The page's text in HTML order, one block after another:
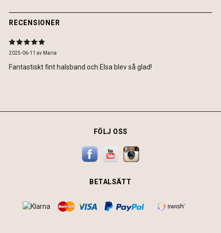
RECENSIONER
2025-06-11 av Maria
Fantastiskt fint halsband och Elsa blev så glad!
BETALSÄTT
FÖLJ OSS